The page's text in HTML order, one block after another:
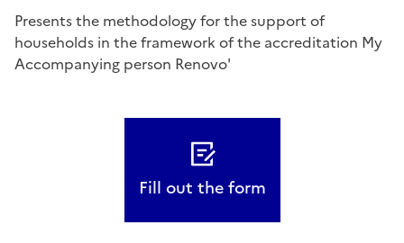
Presents the methodology for the support of
households in the framework of the accreditation My
Accompanying person Renovo'
Fill out the form